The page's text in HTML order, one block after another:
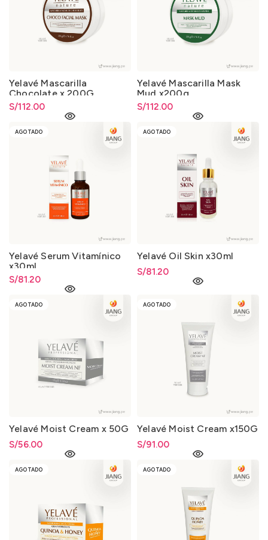
Yelavé Mascarilla
Chocolate x 200G
S/112.00
Yelavé Mascarilla Mask
Mud x200g
S/112.00
AGOTADO
Yelavé Serum Vitamínico
x30ml.
S/81.20
AGOTADO
Yelavé Oil Skin x30ml
S/81.20
AGOTADO
Yelavé Moist Cream x 50G
S/56.00
AGOTADO
Yelavé Moist Cream x150G
S/91.00
AGOTADO AGOTADO